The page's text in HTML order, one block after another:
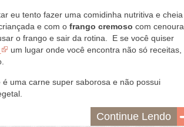
eu tento fazer uma comidinha nutritiva e cheia
e com ofrango cremoso com cenoura
o frango e sair da rotina. E se você quiser
um lugar onde você encontra não só receitas,
é uma carne super saborosa e não possui
Continue Lendo